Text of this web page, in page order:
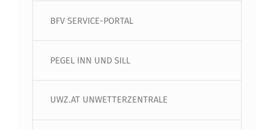
BFV SERVICE-PORTAL
PEGEL INN UND SILL
UWZ.AT UNWETTERZENTRALE